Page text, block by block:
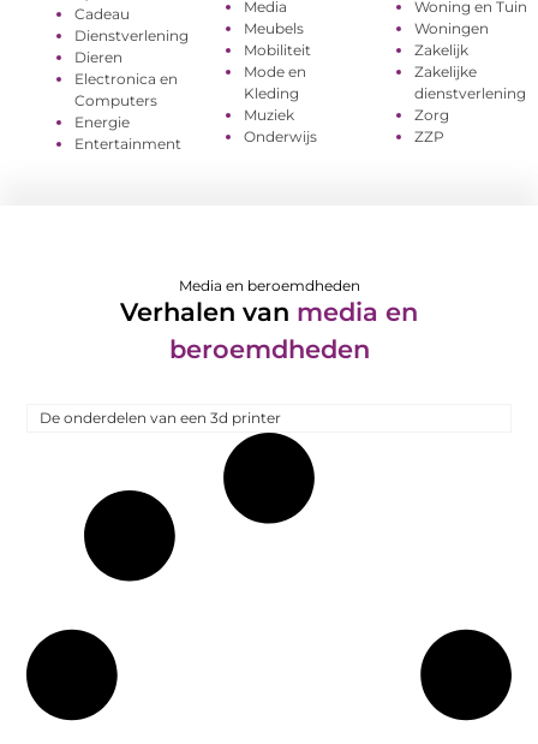
Cadeau
Dienstverlening
Dieren
Electronica en
Computers
Energie
Entertainment
Media
Meubels
Mobiliteit
Mode en
Kleding
Muziek
Onderwijs
Woning en Tuin
Woningen
Zakelijk
Zakelijke
dienstverlening
Zorg
ZZP
Media en beroemdheden
Verhalen van media en
beroemdheden
De onderdelen van een 3d printer